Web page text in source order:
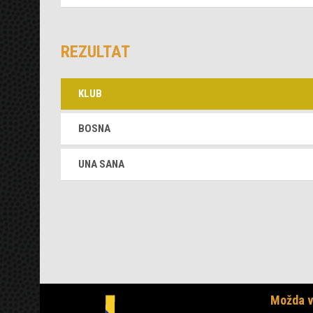
REZULTAT
KLUB
BOSNA
UNA SANA
Možda